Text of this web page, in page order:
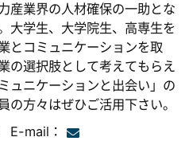
産業界の人材確保の一助とな
大学生、大学院生、高専生を
とコミュニケーションを取
の選択肢として考えてもらえ
ュニケーションと出会い」の
方々はぜひご活用下さい。
E-mail：